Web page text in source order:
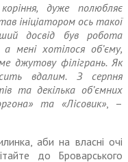
дуже полюбляє
ініціатором ось такої
досвід був робота
мені хотілося об’єму,
джутову філігрань. Як
вдалим. З серпня
та декілька об’ємних
та «Лісовик», –
аби на власні очі
до Броварського